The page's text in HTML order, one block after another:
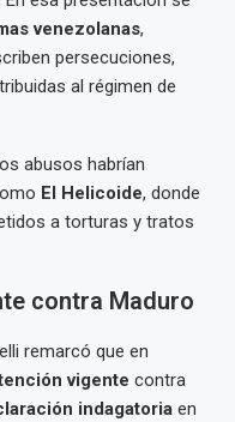
venezolanas,
persecuciones,
al régimen de
abusos habrían
El Helicoide, donde
a torturas y tratos
contra Maduro
remarcó que en
vigente contra
indagatoria en